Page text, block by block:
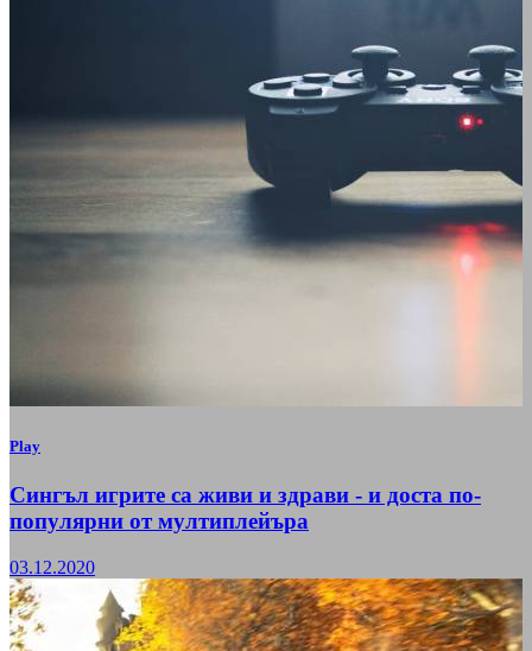
Play
Сингъл игрите са живи и здрави - и доста по-
популярни от мултиплейъра
03.12.2020